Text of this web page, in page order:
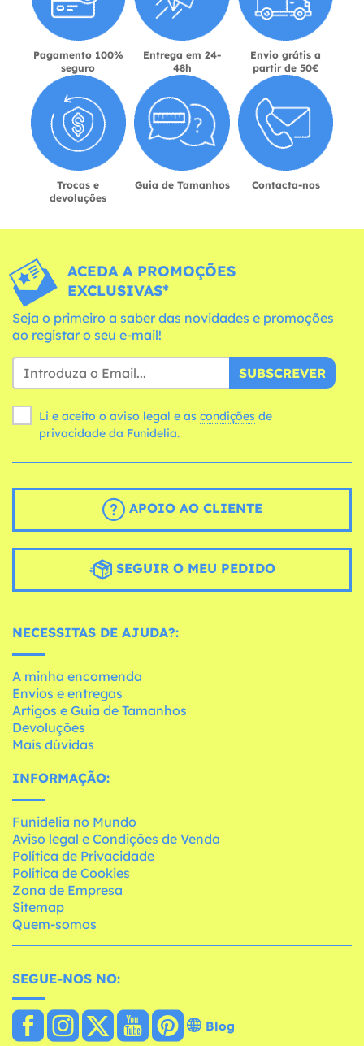
Pagamento 100%
seguro
Entrega em 24-
48h
Envio grátis a
partir de 50€
Trocas e
devoluções
Guia de Tamanhos Contacta-nos
ACEDA A PROMOÇÕES
EXCLUSIVAS*
Seja o primeiro a saber das novidades e promoções
ao registar o seu e-mail!
SUBSCREVER
Li e aceito o aviso legal e as condições
privacidade da Funidelia.
APOIO AO CLIENTE
SEGUIR O MEU PEDIDO
NECESSITAS DE AJUDA?:
A minha encomenda
Envios e entregas
Artigos e Guia de Tamanhos
Devoluções
Mais dúvidas
INFORMAÇÃO:
Funidelia no Mundo
Aviso legal e Condições de Venda
Política de Privacidade
Política de Cookies
Zona de Empresa
Sitemap
Quem-somos
SEGUE-NOS NO:
Blog